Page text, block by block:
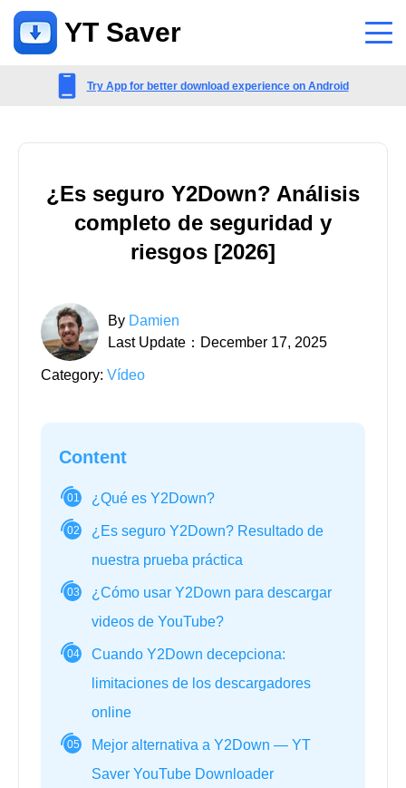
YT Saver
Preguntas frecuentes relacionadas con cuentas, pagos, productos y
Contáctenos
Try App for better download experience on Android
¿Es seguro Y2Down? Análisis
completo de seguridad y
riesgos [2026]
By Damien
Last Update：December 17, 2025
Category: Vídeo
Content
01 ¿Qué es Y2Down?
02
¿Es seguro Y2Down? Resultado de
nuestra prueba práctica
03
¿Cómo usar Y2Down para descargar
videos de YouTube?
04
Cuando Y2Down decepciona:
limitaciones de los descargadores
online
05
Mejor alternativa a Y2Down — YT
Saver YouTube Downloader